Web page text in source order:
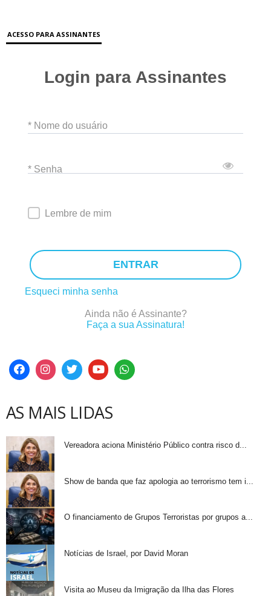
ACESSO PARA ASSINANTES
Login para Assinantes
* Nome do usuário
* Senha
Lembre de mim
ENTRAR
Esqueci minha senha
Ainda não é Assinante?
Faça a sua Assinatura!
AS MAIS LIDAS
Vereadora aciona Ministério Público contra risco d...
Show de banda que faz apologia ao terrorismo tem i...
O financiamento de Grupos Terroristas por grupos a...
Notícias de Israel, por David Moran
Visita ao Museu da Imigração da Ilha das Flores